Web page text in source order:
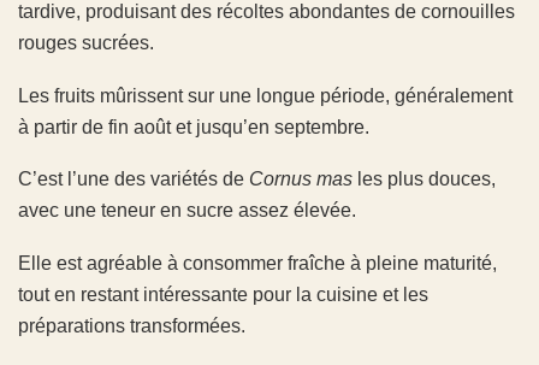
tardive, produisant des récoltes abondantes de cornouilles
rouges sucrées.
Les fruits mûrissent sur une longue période, généralement
à partir de fin août et jusqu’en septembre.
C’est l’une des variétés de Cornus mas les plus douces,
avec une teneur en sucre assez élevée.
Elle est agréable à consommer fraîche à pleine maturité,
tout en restant intéressante pour la cuisine et les
préparations transformées.